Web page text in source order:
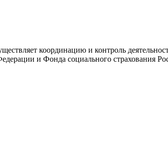
координацию и контроль
и Фонда социального страхования